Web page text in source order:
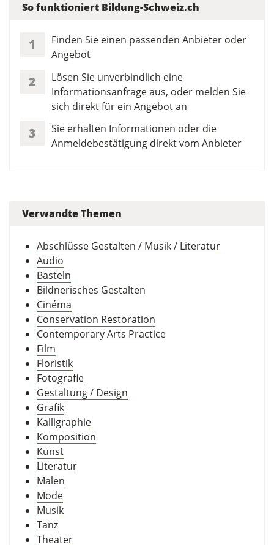
So funktioniert Bildung-Schweiz.ch
1
Finden Sie einen passenden Anbieter oder
Angebot
2
Lösen Sie unverbindlich eine
Informationsanfrage aus, oder melden Sie
sich direkt für ein Angebot an
3
Sie erhalten Informationen oder die
Anmeldebestätigung direkt vom Anbieter
Verwandte Themen
Abschlüsse Gestalten / Musik / Literatur
Audio
Basteln
Bildnerisches Gestalten
Cinéma
Conservation Restoration
Contemporary Arts Practice
Film
Floristik
Fotografie
Gestaltung / Design
Grafik
Kalligraphie
Komposition
Kunst
Literatur
Malen
Mode
Musik
Tanz
Theater